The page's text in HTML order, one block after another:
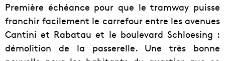
Première échéance pour que le tramway puisse
franchir facilement le carrefour entre les avenues
Cantini et Rabatau et le boulevard Schloesing :
démolition de la passerelle. Une très bonne